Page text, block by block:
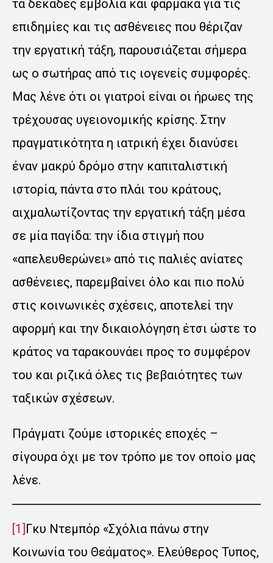
τα δεκάδες εμβόλια και φάρμακα για τις
επιδημίες και τις ασθένειες που θέριζαν
την εργατική τάξη, παρουσιάζεται σήμερα
ως ο σωτήρας από τις ιογενείς συμφορές.
Μας λένε ότι οι γιατροί είναι οι ήρωες της
τρέχουσας υγειονομικής κρίσης. Στην
πραγματικότητα η ιατρική έχει διανύσει
έναν μακρύ δρόμο στην καπιταλιστική
ιστορία, πάντα στο πλάι του κράτους,
αιχμαλωτίζοντας την εργατική τάξη μέσα
σε μία παγίδα: την ίδια στιγμή που
«απελευθερώνει» από τις παλιές ανίατες
ασθένειες, παρεμβαίνει όλο και πιο πολύ
στις κοινωνικές σχέσεις, αποτελεί την
αφορμή και την δικαιολόγηση έτσι ώστε το
κράτος να ταρακουνάει προς το συμφέρον
του και ριζικά όλες τις βεβαιότητες των
ταξικών σχέσεων.
Πράγματι ζούμε ιστορικές εποχές –
σίγουρα όχι με τον τρόπο με τον οποίο μας
λένε.
[1] Γκυ Ντεμπόρ «Σχόλια πάνω στην
Κοινωνία του Θεάματος». Ελεύθερος Τυπος,